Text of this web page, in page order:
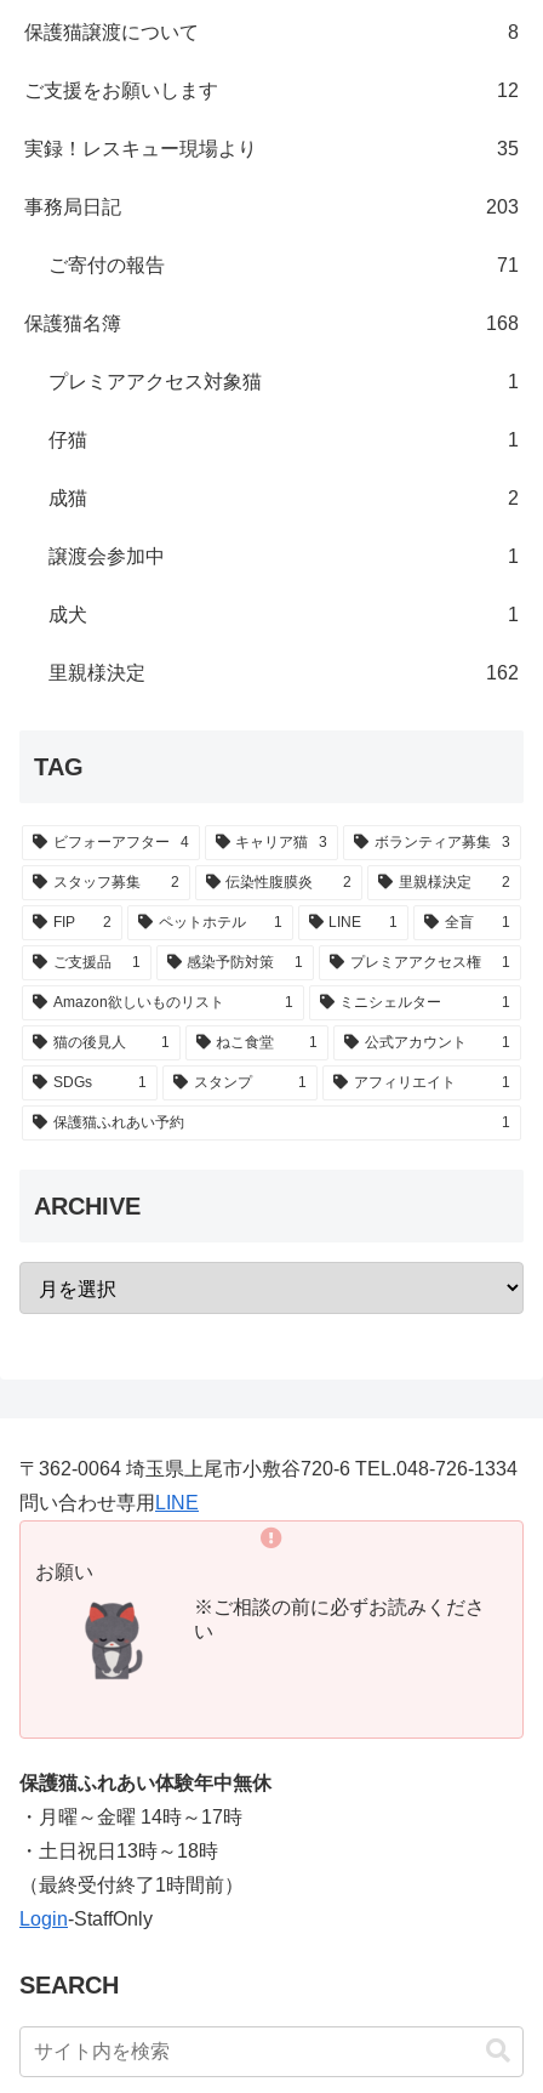
保護猫譲渡について 8
ご支援をお願いします 12
実録！レスキュー現場より 35
事務局日記 203
ご寄付の報告 71
保護猫名簿 168
プレミアアクセス対象猫 1
仔猫 1
成猫 2
譲渡会参加中 1
成犬 1
里親様決定 162
TAG
ビフォーアフター 4 キャリア猫 3 ボランティア募集 3
スタッフ募集 2 伝染性腹膜炎 2 里親様決定 2
FIP 2 ペットホテル 1 LINE 1 全盲 1
ご支援品 1 感染予防対策 1 プレミアアクセス権 1
Amazon欲しいものリスト 1 ミニシェルター 1
猫の後見人 1 ねこ食堂 1 公式アカウント 1
SDGs 1 スタンプ 1 アフィリエイト 1
保護猫ふれあい予約 1
ARCHIVE
〒362-0064 埼玉県上尾市小敷谷720-6 TEL.048-726-1334
問い合わせ専用 LINE
お願い
※ご相談の前に必ずお読みくださ
い
保護猫ふれあい体験年中無休
・月曜～金曜 14時～17時
・土日祝日13時～18時
​（最終受付終了1時間前）
Login-StaffOnly
SEARCH